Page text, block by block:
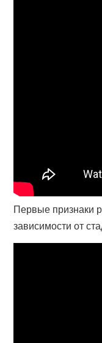
Первые признаки
зависимости от